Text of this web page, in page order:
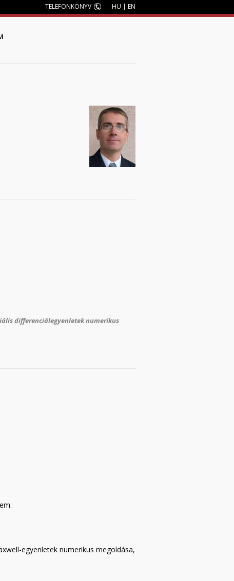
TELEFONKÖNYV HU | EN
differenciálegyenletek numerikus
egyenletek numerikus megoldása,